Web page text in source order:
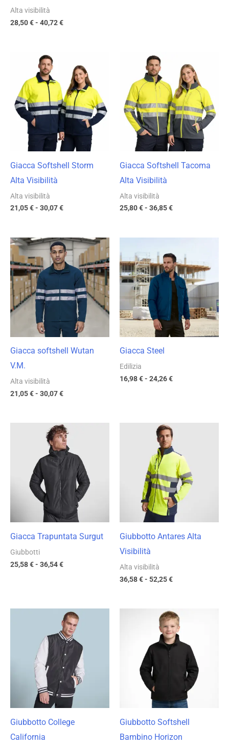
Alta visibilità
28,50€- 40,72€
Giacca Softshell Storm
Alta Visibilità
Alta visibilità
21,05€- 30,07€
prezzo:
da
21,05 €
a
30,07 €
Giacca Softshell Tacoma
Alta Visibilità
Alta visibilità
25,80€- 36,85€
prezzo:
da
25,80 €
a
36,85 €
Giacca softshell Wutan
V.M.
Alta visibilità
21,05€- 30,07€
Fascia
di
prezzo:
da
21,05 €
a
30,07 €
Giacca Steel
Edilizia
16,98€- 24,26€
prezzo:
da
16,98 €
a
24,26 €
Giacca Trapuntata Surgut
Giubbotti
25,58€- 36,54€
Fascia
di
prezzo:
da
25,58 €
36,54 €
Giubbotto Antares Alta
Visibilità
Alta visibilità
36,58€- 52,25€
di
prezzo:
da
36,58 €
a
52,25 €
Giubbotto College
California
Fascia
di
prezzo:
da
25,58 €
a
36,54 €
Giubbotto Softshell
Bambino Horizon
Fascia
di
prezzo:
da
14,86 €
21,23 €